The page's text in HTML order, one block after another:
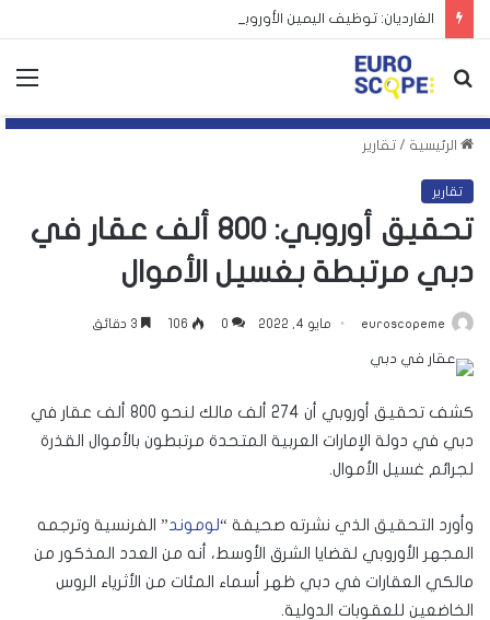
الغارديان: توظيف اليمين الأوروبي لأزمة سبتة يهدد بتكرارها
بحث
الرئيسية / تقارير
تقارير
تحقيق أوروبي: 800 ألف عقار في
دبي مرتبطة بغسيل الأموال
euroscopeme مايو 4, 2022 0
106
كشف تحقيق أوروبي أن 274 ألف مالك لنحو 800 ألف عقار في
دبي في دولة الإمارات العربية المتحدة مرتبطون بالأموال القذرة
لجرائم غسيل الأموال.
وأورد التحقيق الذي نشرته صحيفة “لوموند” الفرنسية وترجمه
المجهر الأوروبي لقضايا الشرق الأوسط، أنه من العدد المذكور من
مالكي العقارات في دبي ظهر أسماء المئات من الأثرياء الروس
الخاضعين للعقوبات الدولية.